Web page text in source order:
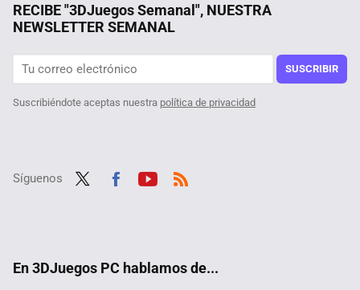
RECIBE "3DJuegos Semanal", NUESTRA
NEWSLETTER SEMANAL
SUSCRIBIR
Suscribiéndote aceptas nuestra política de privacidad
Síguenos
En 3DJuegos PC hablamos de...